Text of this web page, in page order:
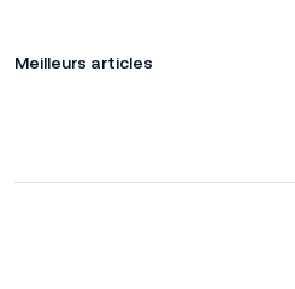
Meilleurs articles